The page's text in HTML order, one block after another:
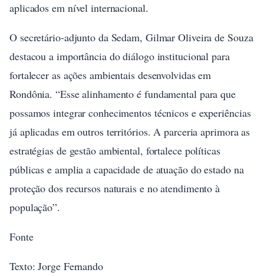
aplicados em nível internacional.
O secretário-adjunto da Sedam, Gilmar Oliveira de Souza
destacou a importância do diálogo institucional para
fortalecer as ações ambientais desenvolvidas em
Rondônia. “Esse alinhamento é fundamental para que
possamos integrar conhecimentos técnicos e experiências
já aplicadas em outros territórios. A parceria aprimora as
estratégias de gestão ambiental, fortalece políticas
públicas e amplia a capacidade de atuação do estado na
proteção dos recursos naturais e no atendimento à
população”.
Fonte
Texto: Jorge Fernando